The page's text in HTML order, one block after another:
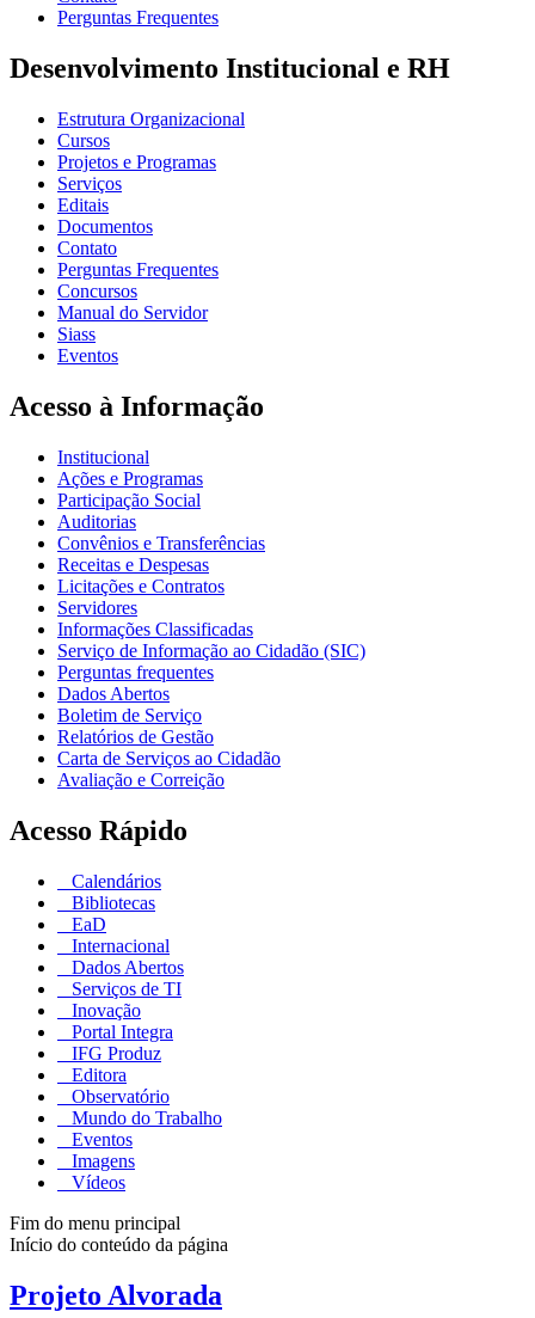
Perguntas Frequentes
Desenvolvimento Institucional e RH
Estrutura Organizacional
Cursos
Projetos e Programas
Serviços
Editais
Documentos
Contato
Perguntas Frequentes
Concursos
Manual do Servidor
Siass
Eventos
Acesso à Informação
Institucional
Ações e Programas
Participação Social
Auditorias
Convênios e Transferências
Receitas e Despesas
Licitações e Contratos
Servidores
Informações Classificadas
Serviço de Informação ao Cidadão (SIC)
Perguntas frequentes
Dados Abertos
Boletim de Serviço
Relatórios de Gestão
Carta de Serviços ao Cidadão
Avaliação e Correição
Acesso Rápido
Calendários
Bibliotecas
EaD
Internacional
Dados Abertos
Serviços de TI
Inovação
Portal Integra
IFG Produz
Editora
Observatório
Mundo do Trabalho
Eventos
Imagens
Vídeos
Fim do menu principal
Início do conteúdo da página
Projeto Alvorada